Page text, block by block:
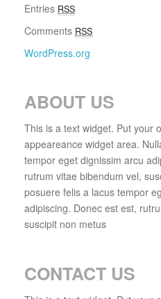
Entries RSS
Comments RSS
WordPress.org
ABOUT US
This is a text widget. Put your
appeareance widget area.
tempor eget dignissim arcu
rutrum vitae bibendum vel,
posuere felis a lacus tempor
adipiscing. Donec est est,
suscipit non metus
CONTACT US